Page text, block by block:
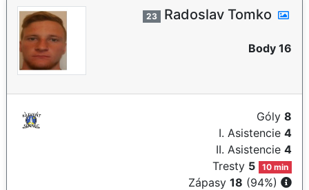
23 Radoslav Tomko
Body 16
Góly 8
I. Asistencie 4
II. Asistencie 4
Tresty 5 10 min
Zápasy 18 (94%)